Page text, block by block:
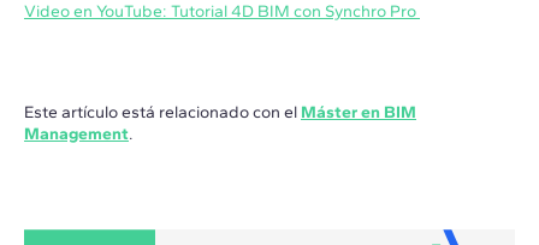
Video en YouTube: Tutorial 4D BIM con Synchro Pro
Este artículo está relacionado con el Máster en BIM
Management.